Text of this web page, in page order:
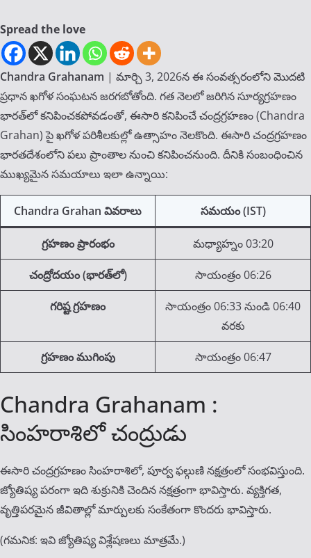
Spread the love
Chandra Grahanam | మార్చి 3, 2026న ఈ సంవత్సరంలోని మొదటి
ప్రధాన ఖగోళ సంఘటన జరగబోతోంది. గత నెలలో జరిగిన సూర్యగ్రహణం
భారత్‌లో కనిపించకపోవడంతో, ఈసారి కనిపించే చంద్రగ్రహణం (Chandra
Grahan) పై ఖగోళ పరిశీలకుల్లో ఉత్సాహం నెలకొంది. ఈసారి చంద్రగ్రహణం
భారతదేశంలోని పలు ప్రాంతాల నుంచి కనిపించనుంది. దీనికి సంబంధించిన
ముఖ్యమైన సమయాలు ఇలా ఉన్నాయి:
Chandra Grahan వివరాలు సమయం (IST)
గ్రహణం ప్రారంభం మధ్యాహ్నం 03:20
చంద్రోదయం (భారత్‌లో) సాయంత్రం 06:26
గరిష్ట గ్రహణం
సాయంత్రం 06:33 నుండి 06:40
వరకు
గ్రహణం ముగింపు సాయంత్రం 06:47
Chandra Grahanam :
సింహరాశిలో చంద్రుడు
ఈసారి చంద్రగ్రహణం సింహరాశిలో, పూర్వ ఫల్గుణి నక్షత్రంలో సంభవిస్తుంది.
జ్యోతిష్య పరంగా ఇది శుక్రునికి చెందిన నక్షత్రంగా భావిస్తారు. వ్యక్తిగత,
వృత్తిపరమైన జీవితాల్లో మార్పులకు సంకేతంగా కొందరు భావిస్తారు.
(గమనిక: ఇవి జ్యోతిష్య విశ్లేషణలు మాత్రమే.)